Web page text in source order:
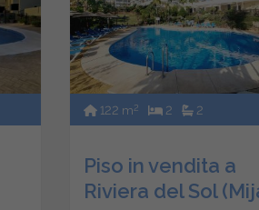
122 m2 2 2
Piso in vendita a
Riviera del Sol